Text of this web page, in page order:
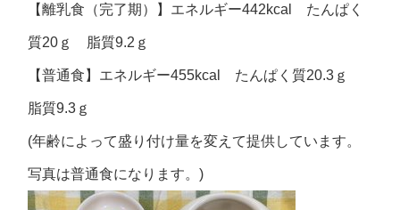
【離乳食（完了期）】エネルギー442kcal たんぱく
質20ｇ 脂質9.2ｇ
【普通食】エネルギー455kcal たんぱく質20.3ｇ
脂質9.3ｇ
(年齢によって盛り付け量を変えて提供しています。
写真は普通食になります。)